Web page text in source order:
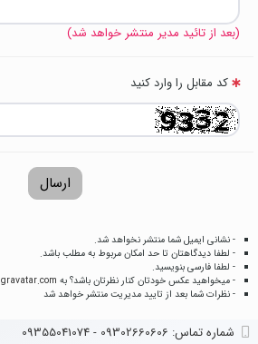
(بعد از تائید مدیر منتشر خواهد شد)
کد مقابل را وارد کنید
ارسال
- نشانی ایمیل شما منتشر نخواهد شد.
- لطفا دیدگاهتان تا حد امکان مربوط به مطلب باشد.
- لطفا فارسی بنویسید.
- میخواهید عکس خودتان کنار نظرتان باشد؟ به gravatar.com
- نظرات شما بعد از تایید مدیریت منتشر خواهد شد
شماره تماس‌: 09302660606 - 09355041074